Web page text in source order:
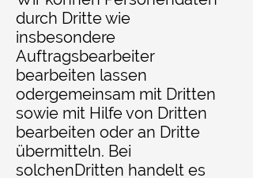
durch Dritte wie
insbesondere
Auftragsbearbeiter
bearbeiten lassen
odergemeinsam mit Dritten
sowie mit Hilfe von Dritten
bearbeiten oder an Dritte
übermitteln. Bei
solchenDritten handelt es